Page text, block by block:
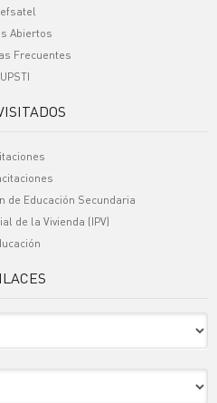
Abiertos
Frecuentes
UPSTI
de Educación Secundaria
de la Vivienda (IPV)